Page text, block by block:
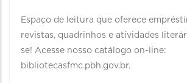
Espaço de leitura que oferece
revistas, quadrinhos e atividades
se! Acesse nosso catálogo on-line:
bibliotecasfmc.pbh.gov.br.